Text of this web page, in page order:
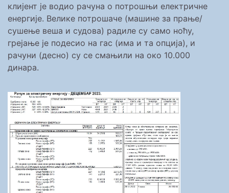
клијент је водио рачуна о потрошњи електричне
енергије. Велике потрошаче (машине за прање/
сушење веша и судова) радиле су само ноћу,
грејање је подесио на гас (има и та опција), и
рачуни (десно) су се смањили на око 10.000
динара.